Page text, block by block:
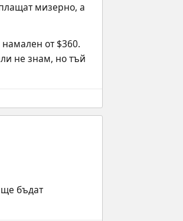
мизерно, а
от $360.
не знам, но тъй
бъдат